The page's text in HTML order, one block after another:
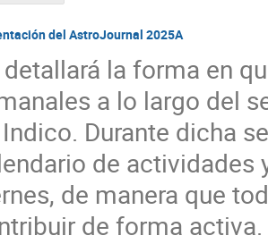
del AstroJournal 2025A
detallará la forma en
a lo largo del
Durante dicha
de actividades
de manera que
de forma activa.